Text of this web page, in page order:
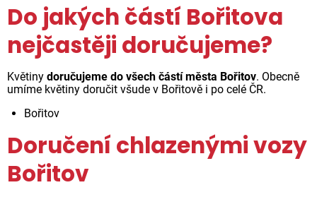
Do jakých částí Bořitova
nejčastěji doručujeme?
Květiny doručujeme do všech částí města Bořitov. Obecně
umíme květiny doručit všude v Bořitově i po celé ČR.
Bořitov
Doručení chlazenými vozy
Bořitov